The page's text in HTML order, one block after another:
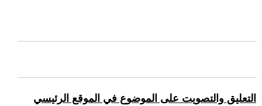
التعليق والتصويت على الموضوع في الموقع الرئيسي